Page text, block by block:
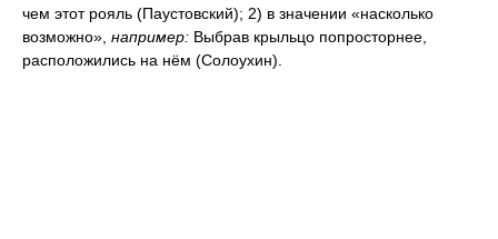
чем этот рояль (Паустовский); 2) в значении «насколько
возможно», например: Выбрав крыльцо попросторнее,
расположились на нём (Солоухин).